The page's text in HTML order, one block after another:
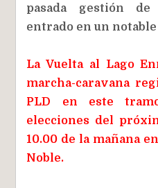
pasada gestión
entrado en un
La Vuelta al Lago
marcha-caravana
PLD en este
elecciones del
10.00 de la mañana
Noble.